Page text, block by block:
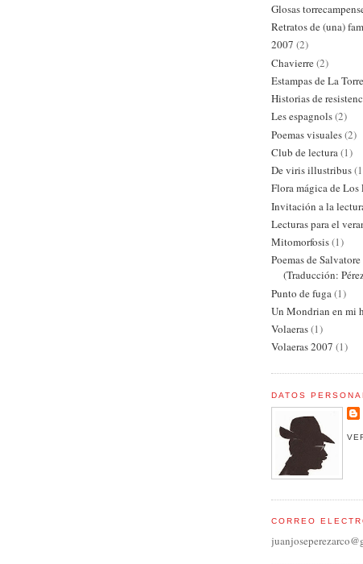
Glosas
Retratos de (una)
2007 (2)
Chavierre(2)
Estampas de La Torre
Historias de
Les espagnols(2)
Poemas visuales(2)
Club de lectura(1)
De viris illustribus
Flora mágica de Los
Invitación a la
Lecturas para el
Mitomorfosis(1)
Poemas de
(Traducción:
Punto de fuga (1)
Un Mondrian en mi
Volaeras(1)
Volaeras 2007 (1)
DATOS
CORREO